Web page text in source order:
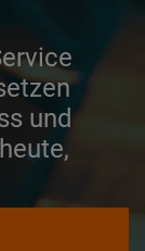
und